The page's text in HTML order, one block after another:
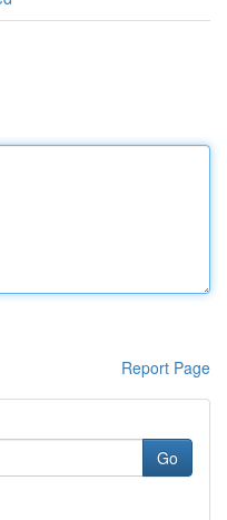
Report Page
Go